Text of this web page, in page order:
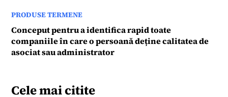
PRODUSE TERMENE
Conceput pentru a identifica rapid toate
companiile în care o persoană deține calitatea de
asociat sau administrator
Cele mai citite